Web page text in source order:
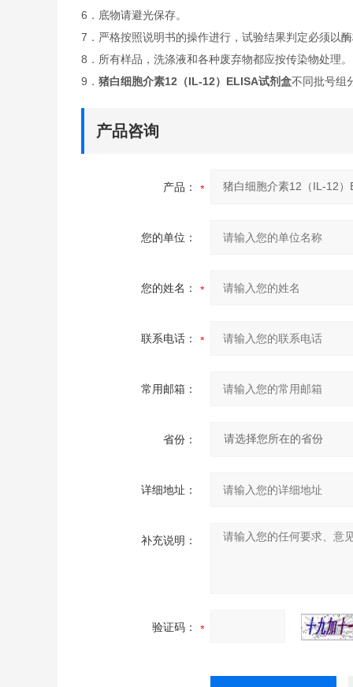
6．底物请避光保存。
7．严格按照说明书的操作进行，试验结果判定必须以
8．所有样品，洗涤液和各种废弃物都应按传染物处理。
9． 猪白细胞介素12（IL-12）ELISA试剂盒不同批号组
产品咨询
产品：
您的单位：
您的姓名：
联系电话：
常用邮箱：
省份：
详细地址：
补充说明：
验证码：